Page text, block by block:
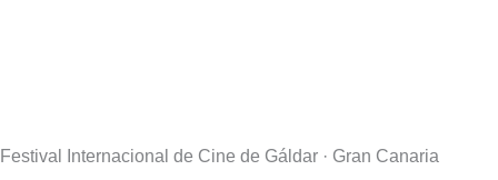
Festival Internacional de Cine de Gáldar · Gran Canaria